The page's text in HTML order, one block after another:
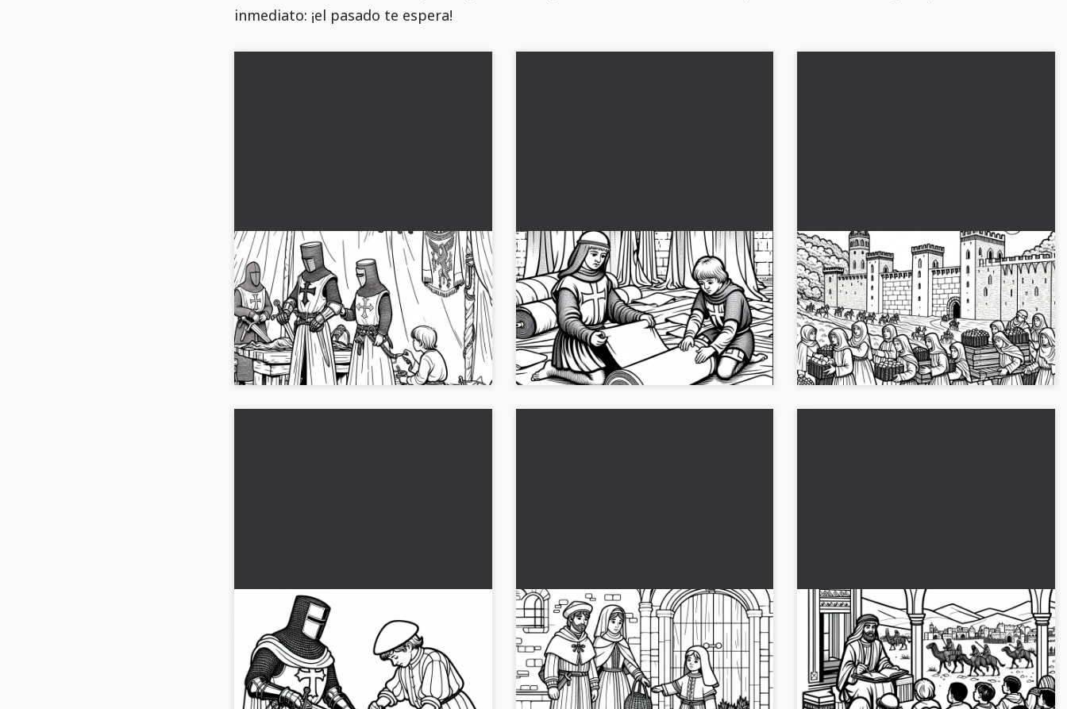
inmediato: ¡el pasado te espera!
Niño observa la preparación de una
cruzada - Dibujo para colorear sobre
las cruzadas gratis
Un niño observa el equipo de una aventura de
caballería de la época de las Cruzadas como un
dibujo para colorear gratis en formato JPG.
Descárgalo ahora...
Dos niños enrollan tela para nuevas
banderas: Dibujo para colorear de
las Cruzadas gratis
Dos niños en la época de las cruzadas enrollan
tela para nuevas banderas en esta imagen
para colorear. ¡Descárgala gratis ahora o
colóréala en línea!...
Los niños ayudan a llevar
suministros - Plantilla para colorear
de las Cruzadas gratis
Dos niños con suministros importantes
muestran esta plantilla de colorear gratuita
sobre las cruzadas. ¡Descárgala ahora y
colorea en línea!...
Joven escudero ayuda al caballero a
pulir el casco Dibujo para colorear
Cruzadas Gratis
Escena histórica de las Cruzadas: Un joven
paje pule el casco de un caballero. Imagen
para colorear gratuita en formato JPG para
La familia despide a los peregrinos
con una cesta llena de provisiones:
plantilla para colorear de las
Cruzadas gratis
Una plantilla de colorear gratuita muestra cómo
una familia despide a un peregrino con una
cesta de provisiones en la cruzada. Descarga y
Los niños escuchan la historia de los
peregrinos para la plantilla de
colorear sobre las cruzadas gratis
Caballeros y peregrinos en la cruzada como
plantilla de dibujo para colorear gratuita en
formato JPG. Imprime o colorea en línea -